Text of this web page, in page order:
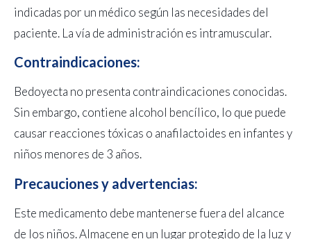
indicadas por un médico según las necesidades del
paciente. La vía de administración es intramuscular.
Contraindicaciones:
Bedoyecta no presenta contraindicaciones conocidas.
Sin embargo, contiene alcohol bencílico, lo que puede
causar reacciones tóxicas o anafilactoides en infantes y
niños menores de 3 años.
Precauciones y advertencias:
Este medicamento debe mantenerse fuera del alcance
de los niños. Almacene en un lugar protegido de la luz y